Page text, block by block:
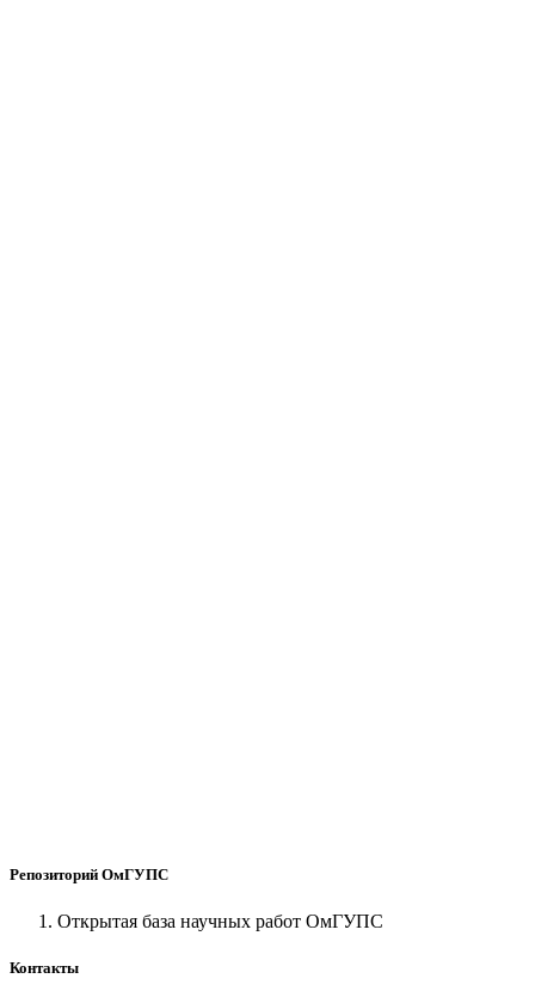
Репозиторий ОмГУПС
Открытая база научных работ ОмГУПС
Контакты